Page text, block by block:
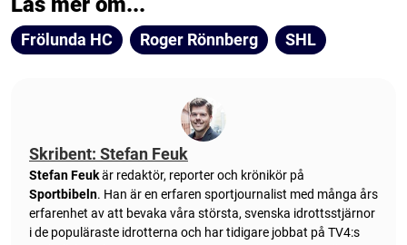
Frölunda HC Roger Rönnberg SHL
Skribent: Stefan Feuk
Stefan Feukär redaktör, reporter och krönikör på
Sportbibeln. Han är en erfaren sportjournalist med många års
erfarenhet av att bevaka våra största, svenska idrottsstjärnor
i de populäraste idrotterna och har tidigare jobbat på TV4:s